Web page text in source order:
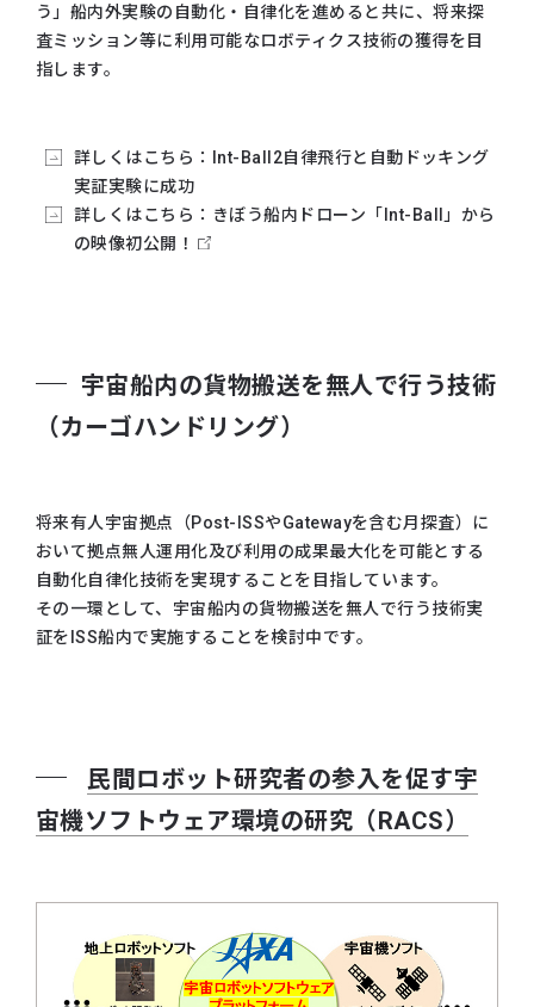
う」船内外実験の自動化・自律化を進めると共に、将来探
査ミッション等に利用可能なロボティクス技術の獲得を目
指します。
詳しくはこちら：Int-Ball2自律飛行と自動ドッキング
実証実験に成功
詳しくはこちら：きぼう船内ドローン「Int-Ball」から
の映像初公開！
宇宙船内の貨物搬送を無人で行う技術
（カーゴハンドリング）
将来有人宇宙拠点（Post-ISSやGatewayを含む月探査）に
おいて拠点無人運用化及び利用の成果最大化を可能とする
自動化自律化技術を実現することを目指しています。
その一環として、宇宙船内の貨物搬送を無人で行う技術実
証をISS船内で実施することを検討中です。
民間ロボット研究者の参入を促す宇
宙機ソフトウェア環境の研究（RACS）